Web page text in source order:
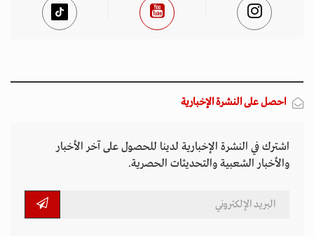
احصل على النشرة الإخبارية
اشترك في النشرة الإخبارية لدينا للحصول على آخر الأخبار
والأخبار الشعبية والتحديثات الحصرية.